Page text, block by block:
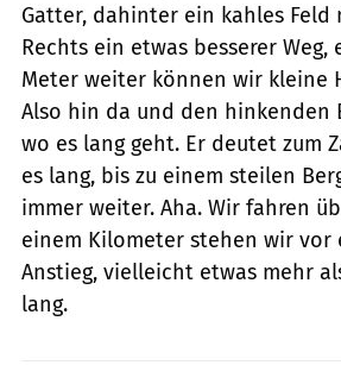
Gatter, dahinter ein kahles Feld
Rechts ein etwas besserer
Meter weiter können wir kleine
Also hin da und den hinkenden
wo es lang geht. Er deutet zum
es lang, bis zu einem steilen
immer weiter. Aha. Wir fahren
einem Kilometer stehen wir vor
Anstieg, vielleicht etwas mehr
lang.